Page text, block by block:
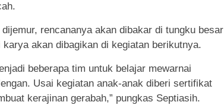
rencananya akan dibakar di tungku besar
akan dibagikan di kegiatan berikutnya.
beberapa tim untuk belajar mewarnai
Usai kegiatan anak-anak diberi sertifikat
kerajinan gerabah,” pungkas Septiasih.